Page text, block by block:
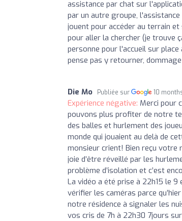
assistance par chat sur
par un autre groupe,
jouent pour accéder au terrain
pour aller la chercher (je trouve
personne pour l'accueil sur
pense pas y retourner,
Die Mo Publiée sur 10
Expérience négative: Merci pour
pouvons plus profiter de notre
des balles et hurlement des
monde qui jouaient au delà de
monsieur crient! Bien reçu votre
joie d’être réveillé par les
problème d’isolation et c’est
La vidéo a été prise à 22h15 le 9
vérifier les caméras parce
notre résidence à signaler les
vos cris de 7h à 22h30 7jours